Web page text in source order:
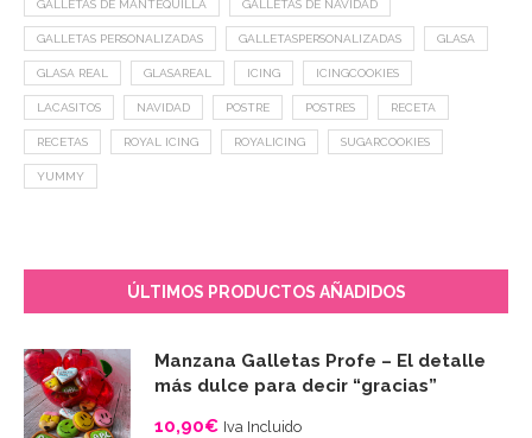
GALLETAS DE MANTEQUILLA GALLETAS DE NAVIDAD
GALLETAS PERSONALIZADAS GALLETASPERSONALIZADAS GLASA
GLASA REAL GLASAREAL ICING ICINGCOOKIES
LACASITOS NAVIDAD POSTRE POSTRES RECETA
RECETAS ROYAL ICING ROYALICING SUGARCOOKIES
YUMMY
ÚLTIMOS PRODUCTOS AÑADIDOS
Manzana Galletas Profe – El detalle
más dulce para decir “gracias”
10,90€ Iva Incluido